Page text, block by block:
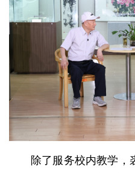
除了服务校内教学，